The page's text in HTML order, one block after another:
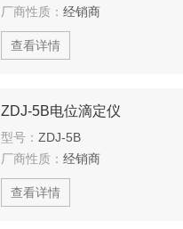
厂商性质： 经销商
查看详情
ZDJ-5B电位滴定仪
型号： ZDJ-5B
厂商性质： 经销商
查看详情